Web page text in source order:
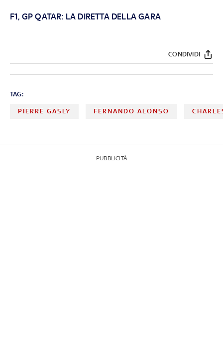
F1, GP QATAR: LA DIRETTA DELLA GARA
CONDIVIDI
TAG:
PIERRE GASLY FERNANDO ALONSO
PUBBLICITÀ